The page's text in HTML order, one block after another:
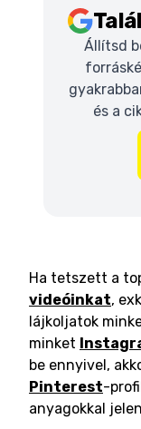
Állítsd
és a
Ha tetszett a
videóinkat,
lájkoljatok
minket
be ennyivel,
Pinterest-
anyagokkal